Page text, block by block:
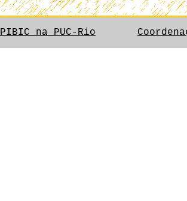
PIBIC na PUC-Rio